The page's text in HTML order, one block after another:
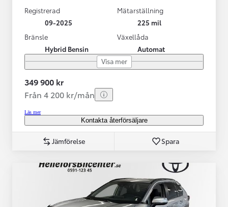
Registrerad
09-2025
Mätarställning
225 mil
Bränsle
Hybrid Bensin
Växellåda
Automat
Visa mer
349 900 kr
Från 4 200 kr/mån
Läs mer
Kontakta återförsäljare
Jämförelse Spara